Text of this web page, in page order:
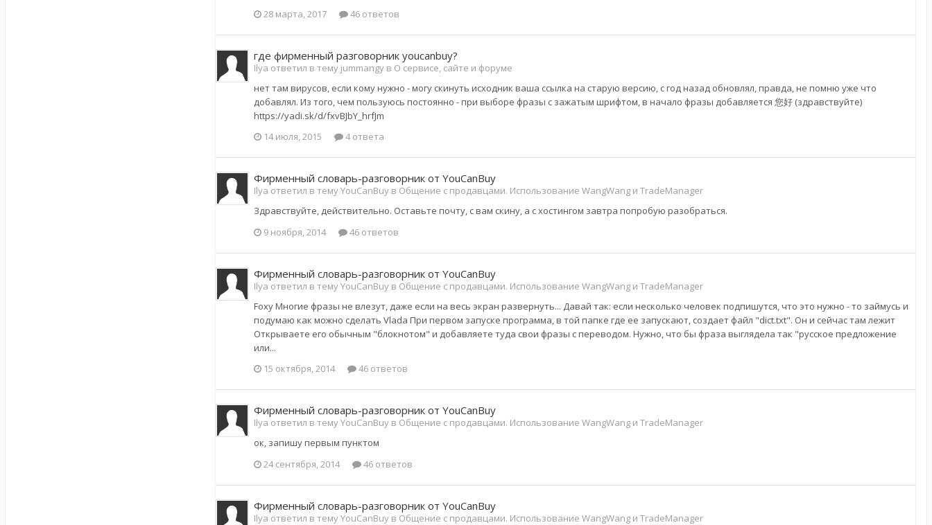
28 марта, 2017
46 ответов
где фирменный разговорник youcanbuy?
Ilya ответил в тему jummangy в О сервисе, сайте и форуме
нет там вирусов, если кому нужно - могу скинуть исходник ваша ссылка на старую версию, с год назад обновлял, правда, не помню уже что
добавлял. Из того, чем пользуюсь постоянно - при выборе фразы с зажатым шрифтом, в начало фразы добавляется 您好 (здравствуйте)
https://yadi.sk/d/fxvBJbY_hrfJm
14 июля, 2015
4 ответа
Фирменный словарь-разговорник от YouCanBuy
Ilya ответил в тему YouCanBuy в Общение с продавцами. Использование WangWang и TradeManager
Здравствуйте, действительно. Оставьте почту, с вам скину, а с хостингом завтра попробую разобраться.
9 ноября, 2014
46 ответов
Фирменный словарь-разговорник от YouCanBuy
Ilya ответил в тему YouCanBuy в Общение с продавцами. Использование WangWang и TradeManager
Foxy Многие фразы не влезут, даже если на весь экран развернуть... Давай так: если несколько человек подпишутся, что это нужно - то займусь и
подумаю как можно сделать Vlada При первом запуске программа, в той папке где ее запускают, создает файл "dict.txt". Он и сейчас там лежит
Открываете его обычным "блокнотом" и добавляете туда свои фразы с переводом. Нужно, что бы фраза выглядела так "русское предложение
или...
15 октября, 2014
46 ответов
Фирменный словарь-разговорник от YouCanBuy
Ilya ответил в тему YouCanBuy в Общение с продавцами. Использование WangWang и TradeManager
ок, запишу первым пунктом
24 сентября, 2014
46 ответов
Фирменный словарь-разговорник от YouCanBuy
Ilya ответил в тему YouCanBuy в Общение с продавцами. Использование WangWang и TradeManager